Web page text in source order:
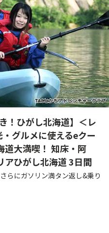
！ひがし北海道】＜レ
グルメに使えるeクー
道大満喫！ 知床・阿
アひがし北海道 3日間
らにガソリン満タン返し&乗り